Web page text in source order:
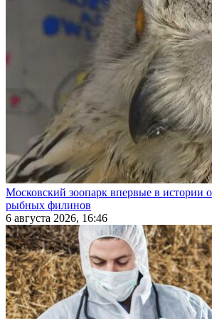
Московский зоопарк впервые в истории
рыбных филинов
6 августа 2026, 16:46